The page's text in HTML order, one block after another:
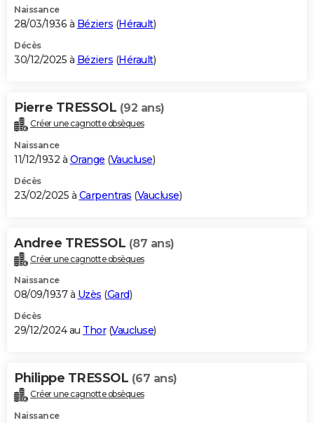
Naissance
28/03/1936 à Béziers (Hérault)
Décès
30/12/2025 à Béziers (Hérault)
Pierre TRESSOL (92 ans)
Créer une cagnotte obsèques
Naissance
11/12/1932 à Orange (Vaucluse)
Décès
23/02/2025 à Carpentras (Vaucluse)
Andree TRESSOL (87 ans)
Créer une cagnotte obsèques
Naissance
08/09/1937 à Uzès (Gard)
Décès
29/12/2024 au Thor(Vaucluse)
Philippe TRESSOL (67 ans)
Créer une cagnotte obsèques
Naissance